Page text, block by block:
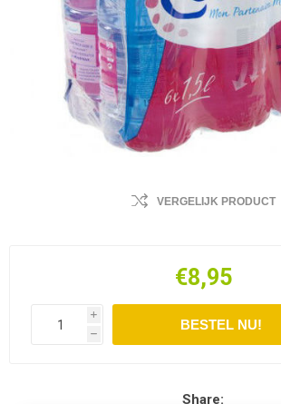
VERGELIJK PRODUCT
€8,95
i
h
Share: